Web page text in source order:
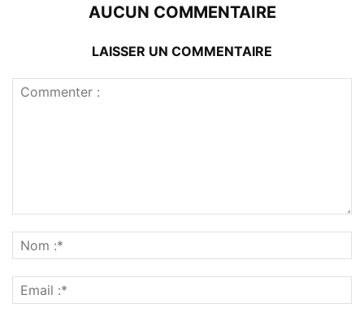
AUCUN COMMENTAIRE
LAISSER UN COMMENTAIRE